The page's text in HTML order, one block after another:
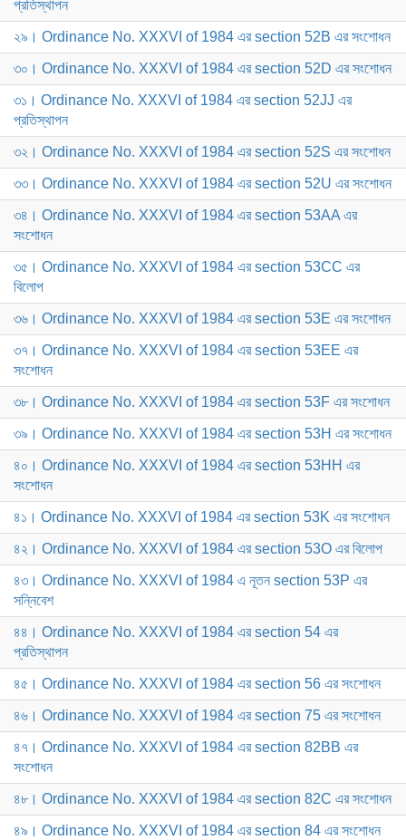
প্রতিস্থাপন
২৯। Ordinance No. XXXVI of 1984 এর section 52B এর সংশোধন
৩০। Ordinance No. XXXVI of 1984 এর section 52D এর সংশোধন
৩১। Ordinance No. XXXVI of 1984 এর section 52JJ এর
প্রতিস্থাপন
৩২। Ordinance No. XXXVI of 1984 এর section 52S এর সংশোধন
৩৩। Ordinance No. XXXVI of 1984 এর section 52U এর সংশোধন
৩৪। Ordinance No. XXXVI of 1984 এর section 53AA এর
সংশোধন
৩৫। Ordinance No. XXXVI of 1984 এর section 53CC এর
বিলোপ
৩৬। Ordinance No. XXXVI of 1984 এর section 53E এর সংশোধন
৩৭। Ordinance No. XXXVI of 1984 এর section 53EE এর
সংশোধন
৩৮। Ordinance No. XXXVI of 1984 এর section 53F এর সংশোধন
৩৯। Ordinance No. XXXVI of 1984 এর section 53H এর সংশোধন
৪০। Ordinance No. XXXVI of 1984 এর section 53HH এর
সংশোধন
৪১। Ordinance No. XXXVI of 1984 এর section 53K এর সংশোধন
৪২। Ordinance No. XXXVI of 1984 এর section 53O এর বিলোপ
৪৩। Ordinance No. XXXVI of 1984 এ নূতন section 53P এর
সন্নিবেশ
৪৪। Ordinance No. XXXVI of 1984 এর section 54 এর
প্রতিস্থাপন
৪৫। Ordinance No. XXXVI of 1984 এর section 56 এর সংশোধন
৪৬। Ordinance No. XXXVI of 1984 এর section 75 এর সংশোধন
৪৭। Ordinance No. XXXVI of 1984 এর section 82BB এর
সংশোধন
৪৮। Ordinance No. XXXVI of 1984 এর section 82C এর সংশোধন
৪৯। Ordinance No. XXXVI of 1984 এর section 84 এর সংশোধন